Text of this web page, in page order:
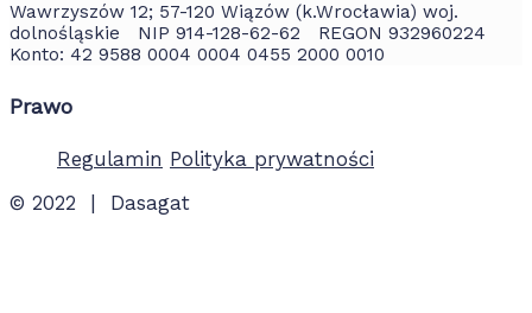
Wawrzyszów 12; 57-120 Wiązów (k.Wrocławia) woj.
dolnośląskie NIP 914-128-62-62 REGON 932960224
Konto: 42 9588 0004 0004 0455 2000 0010
Prawo
Regulamin Polityka prywatności
© 2022 | Dasagat